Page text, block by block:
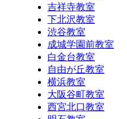
吉祥寺教室
下北沢教室
渋谷教室
成城学園前教室
白金台教室
自由が丘教室
横浜教室
大阪谷町教室
西宮北口教室